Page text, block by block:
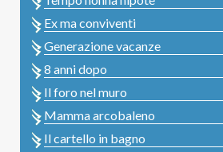
Ex ma conviventi
Generazione vacanze
8 anni dopo
Il foro nel muro
Mamma arcobaleno
Il cartello in bagno